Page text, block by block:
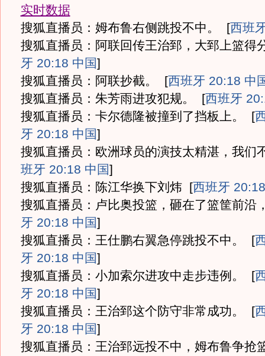
实时数据
搜狐直播员：姆布鲁右侧跳投不中。
[西班
搜狐直播员：阿联回传王治郅，大郅上篮得
牙 20:18 中国]
搜狐直播员：阿联抄截。
[西班牙 20:18 中
搜狐直播员：朱芳雨进攻犯规。
[西班牙
搜狐直播员：卡尔德隆被撞到了挡板上。
[
牙 20:18 中国]
搜狐直播员：欧洲球员的演技太精湛，我们
班牙 20:18 中国]
搜狐直播员：陈江华换下刘炜[西班牙
搜狐直播员：卢比奥投篮，砸在了篮筐前沿
牙 20:18 中国]
搜狐直播员：王仕鹏右翼急停跳投不中。
[
牙 20:18 中国]
搜狐直播员：小加索尔进攻中走步违例。
[
牙 20:18 中国]
搜狐直播员：王治郅这个防守非常成功。
[
牙 20:18 中国]
搜狐直播员：王治郅远投不中，姆布鲁争抢